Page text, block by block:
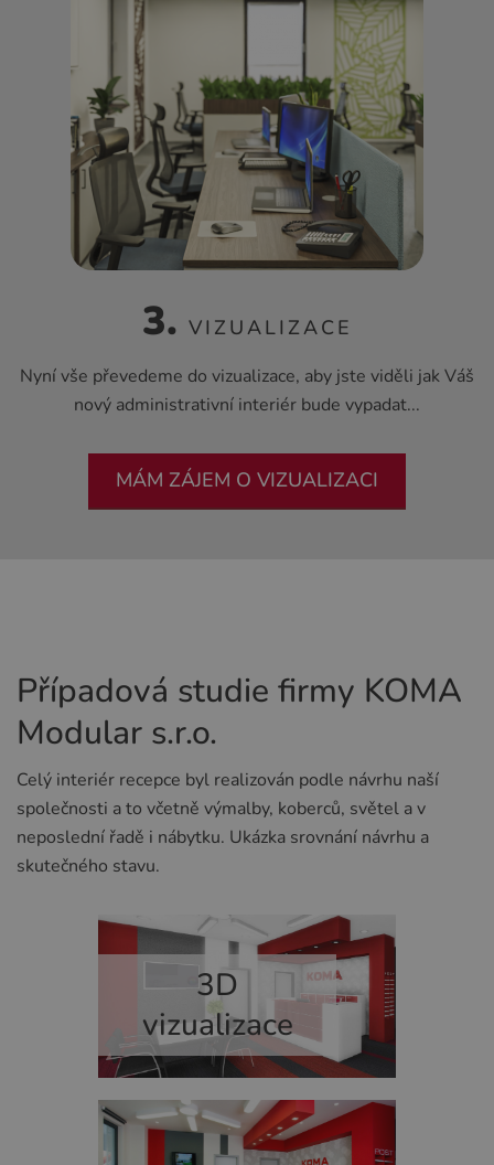
3. VIZUALIZACE
Nyní vše převedeme do vizualizace, aby jste viděli jak Váš
nový administrativní interiér bude vypadat...
MÁM ZÁJEM O VIZUALIZACI
Případová studie firmy KOMA
Modular s.r.o.
Celý interiér recepce byl realizován podle návrhu naší
společnosti a to včetně výmalby, koberců, světel a v
neposlední řadě i nábytku. Ukázka srovnání návrhu a
skutečného stavu.
3D
vizualizace